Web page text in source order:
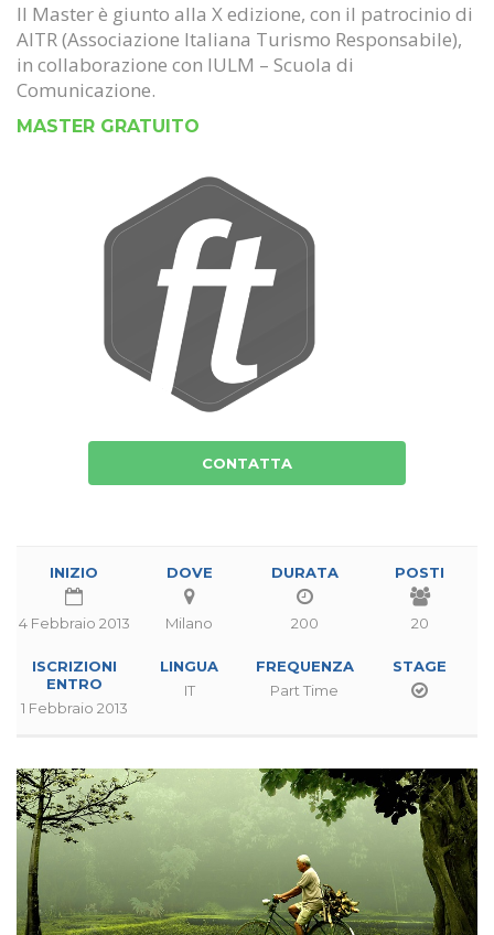
Il Master è giunto alla X edizione, con il patrocinio di
AITR (Associazione Italiana Turismo Responsabile),
in collaborazione con IULM – Scuola di
Comunicazione.
MASTER GRATUITO
CONTATTA
INIZIO
4 Febbraio 2013
DOVE
Milano
DURATA
200
POSTI
20
ISCRIZIONI
ENTRO
1 Febbraio 2013
LINGUA
IT
FREQUENZA
Part Time
STAGE